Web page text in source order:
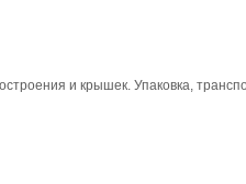
и крышек. Упаковка,